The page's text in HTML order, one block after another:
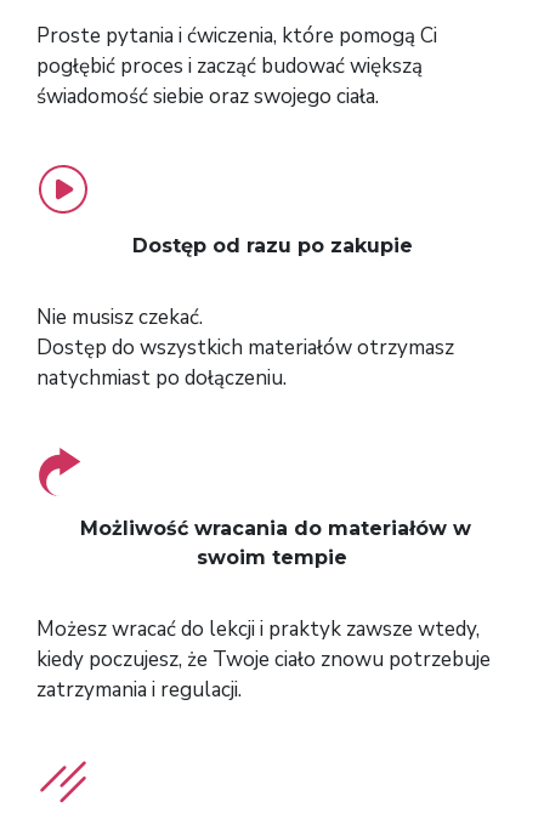
Proste pytania i ćwiczenia, które pomogą Ci
pogłębić proces i zacząć budować większą
świadomość siebie oraz swojego ciała.
Dostęp od razu po zakupie
Nie musisz czekać.
Dostęp do wszystkich materiałów otrzymasz
natychmiast po dołączeniu.
Możliwość wracania do materiałów w
swoim tempie
Możesz wracać do lekcji i praktyk zawsze wtedy,
kiedy poczujesz, że Twoje ciało znowu potrzebuje
zatrzymania i regulacji.